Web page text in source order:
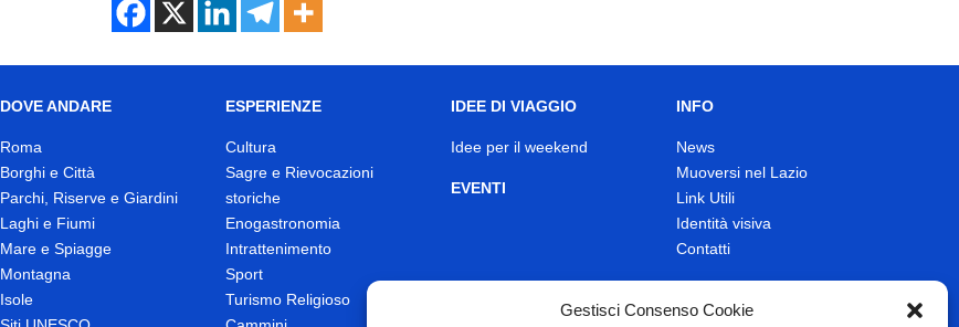
Gestisci Consenso Cookie
DOVE ANDARE
Roma
Borghi e Città
Parchi, Riserve e Giardini
Laghi e Fiumi
Mare e Spiagge
Montagna
Isole
ESPERIENZE
Cultura
Sagre e Rievocazioni
storiche
Enogastronomia
Intrattenimento
Sport
Turismo Religioso
IDEE DI VIAGGIO
Idee per il weekend
EVENTI
INFO
News
Muoversi nel Lazio
Link Utili
Identità visiva
Contatti